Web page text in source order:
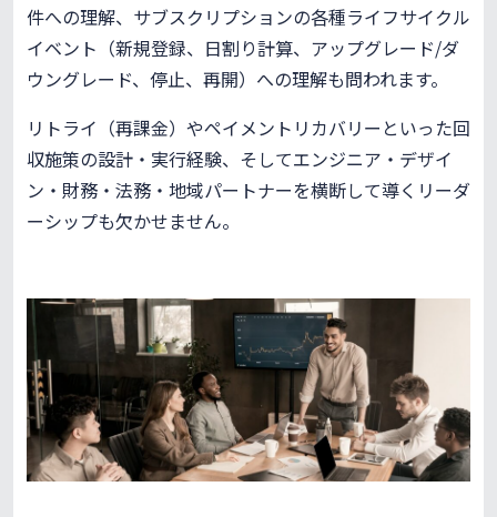
件への理解、サブスクリプションの各種ライフサイクル
イベント（新規登録、日割り計算、アップグレード/ダ
ウングレード、停止、再開）への理解も問われます。
リトライ（再課金）やペイメントリカバリーといった回
収施策の設計・実行経験、そしてエンジニア・デザイ
ン・財務・法務・地域パートナーを横断して導くリーダ
ーシップも欠かせません。